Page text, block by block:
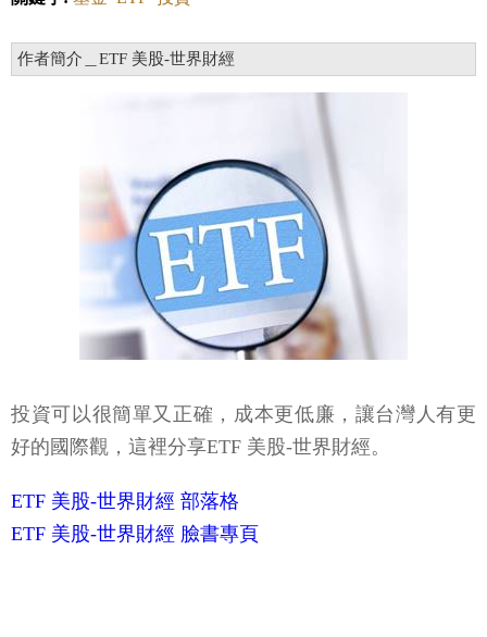
作者簡介＿ETF 美股-世界財經
投資可以很簡單又正確，成本更低廉，讓台灣人有更
好的國際觀，這裡分享ETF 美股-世界財經。
ETF 美股-世界財經 部落格
ETF 美股-世界財經 臉書專頁